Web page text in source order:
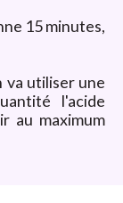
15 minutes,
va utiliser une
l'acide
au maximum